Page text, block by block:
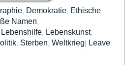
Demokratie Ethische
Namen
Lebenshilfe Lebenskunst,
Sterben Weltkrieg| Leave